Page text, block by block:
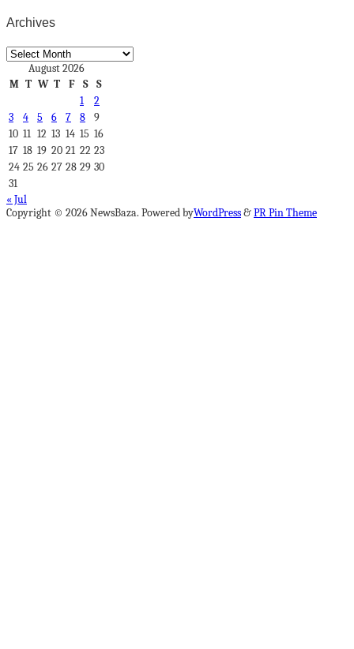
Archives
Archives
August 2026
M T W T F S
S
1
2
3
4 5 6 7 8
9
10 11 12 13 14 15 16
17 18 19 20 21 22 23
24 25 26 27 28 29 30
31
« Jul
Copyright © 2026 NewsBaza. Powered byWordPress&PR Pin Theme